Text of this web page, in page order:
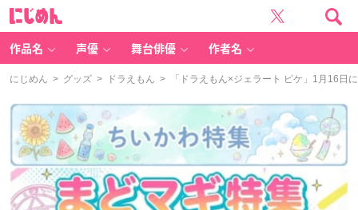
作品名 声優 舞台俳優 作者名
にじめん > グッズ > ドラえもん > 「ドラえもん×ジェラート ピケ」1月16日